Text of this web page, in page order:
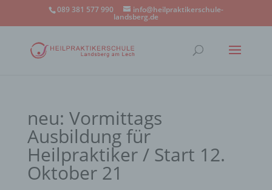
089 381 577 990 info@heilpraktikerschule-
landsberg.de
neu: Vormittags
Ausbildung für
Heilpraktiker / Start 12.
Oktober 21